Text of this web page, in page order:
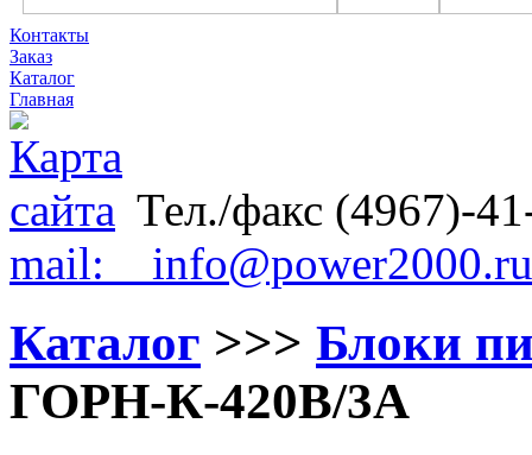
Контакты
Заказ
Каталог
Главная
Тел./факс (4967)-
mail: info@power2000.ru
Каталог >>> Блоки
ГОРН-К-420В/3А